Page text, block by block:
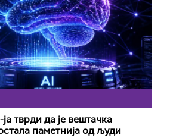
тврди да је вештачка
паметнија од људи